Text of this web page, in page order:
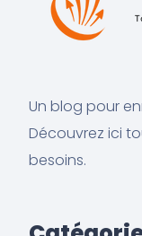
Un blog pour
Découvrez ici
besoins.